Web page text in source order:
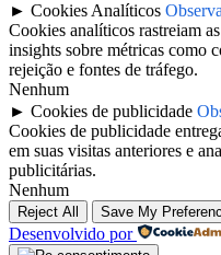
► Cookies Analíticos
Cookies analíticos rastreiam
insights sobre métricas como
rejeição e fontes de tráfego.
Nenhum
► Cookies de publicidade
Cookies de publicidade
em suas visitas anteriores e
publicitárias.
Nenhum
Reject All Save My
Desenvolvido por